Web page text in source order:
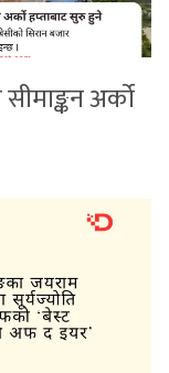
अर्को